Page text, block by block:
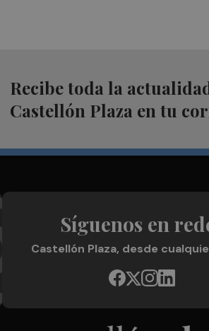
Recibe toda la
Castellón Plaza en tu
Síguenos en
Castellón Plaza, desde